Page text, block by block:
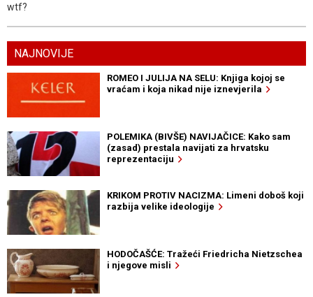
wtf?
NAJNOVIJE
ROMEO I JULIJA NA SELU: Knjiga kojoj se
vraćam i koja nikad nije iznevjerila
POLEMIKA (BIVŠE) NAVIJAČICE: Kako sam
(zasad) prestala navijati za hrvatsku
reprezentaciju
KRIKOM PROTIV NACIZMA: Limeni doboš koji
razbija velike ideologije
HODOČAŠĆE: Tražeći Friedricha Nietzschea
i njegove misli